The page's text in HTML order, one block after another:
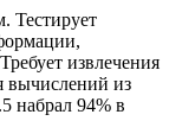
. Тестирует
извлечения
вычислений из
набрал 94% в